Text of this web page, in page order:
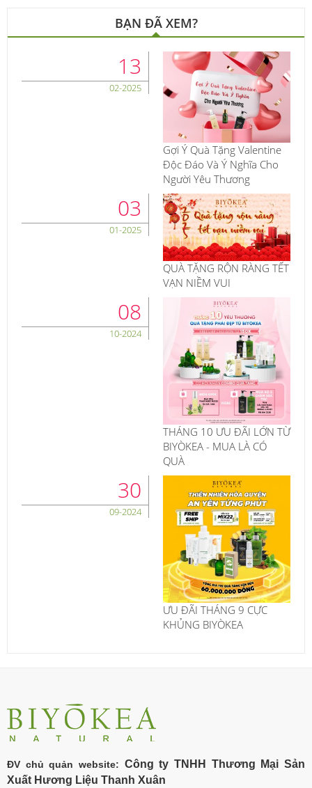
BẠN ĐÃ XEM?
13
02-2025
Gợi Ý Quà Tặng Valentine
Độc Đáo Và Ý Nghĩa Cho
Người Yêu Thương
03
01-2025
QUÀ TẶNG RỘN RÀNG TẾT
VẠN NIỀM VUI
08
10-2024
THÁNG 10 ƯU ĐÃI LỚN TỪ
BIYÒKEA - MUA LÀ CÓ
QUÀ
30
09-2024
ƯU ĐÃI THÁNG 9 CỰC
KHỦNG BIYÒKEA
ĐV chủ quản website: Công ty TNHH Thương Mại Sản
Xuất Hương Liệu Thanh Xuân